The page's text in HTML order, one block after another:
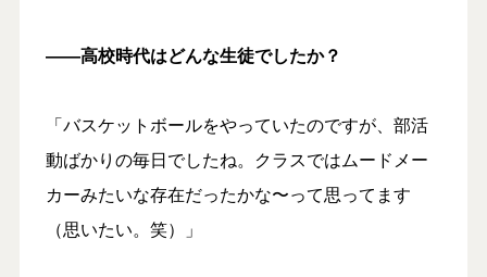
――高校時代はどんな生徒でしたか？
「バスケットボールをやっていたのですが、部活
動ばかりの毎日でしたね。クラスではムードメー
カーみたいな存在だったかな〜って思ってます
（思いたい。笑）」